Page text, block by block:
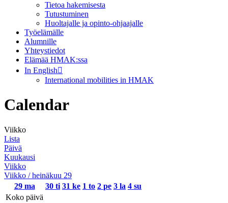
Tietoa hakemisesta
Tutustuminen
Huoltajalle ja opinto-ohjaajalle
Työelämälle
Alumnille
Yhteystiedot
Elämää HMAK:ssa
In English
International mobilities in HMAK
Calendar
Viikko
Lista
Päivä
Kuukausi
Viikko
Viikko / heinäkuu 29
29 ma 30 ti 31 ke 1 to 2 pe 3 la 4 su
Koko päivä